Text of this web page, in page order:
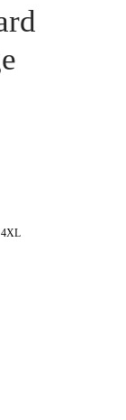
4XL